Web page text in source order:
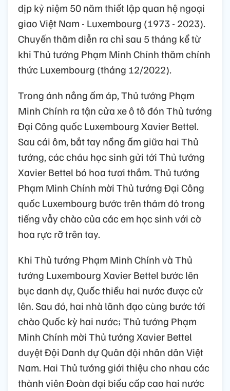
dịp kỷ niệm 50 năm thiết lập quan hệ ngoại
giao Việt Nam - Luxembourg (1973 - 2023).
Chuyến thăm diễn ra chỉ sau 5 tháng kể từ
khi Thủ tướng Phạm Minh Chính thăm chính
thức Luxembourg (tháng 12/2022).
Trong ánh nắng ấm áp, Thủ tướng Phạm
Minh Chính ra tận cửa xe ô tô đón Thủ tướng
Đại Công quốc Luxembourg Xavier Bettel.
Sau cái ôm, bắt tay nồng ấm giữa hai Thủ
tướng, các cháu học sinh gửi tới Thủ tướng
Xavier Bettel bó hoa tươi thắm. Thủ tướng
Phạm Minh Chính mời Thủ tướng Đại Công
quốc Luxembourg bước trên thảm đỏ trong
tiếng vẫy chào của các em học sinh với cờ
hoa rực rỡ trên tay.
Khi Thủ tướng Phạm Minh Chính và Thủ
tướng Luxembourg Xavier Bettel bước lên
bục danh dự, Quốc thiều hai nước được cử
lên. Sau đó, hai nhà lãnh đạo cùng bước tới
chào Quốc kỳ hai nước; Thủ tướng Phạm
Minh Chính mời Thủ tướng Xavier Bettel
duyệt Đội Danh dự Quân đội nhân dân Việt
Nam. Hai Thủ tướng giới thiệu cho nhau các
thành viên Đoàn đại biểu cấp cao hai nước